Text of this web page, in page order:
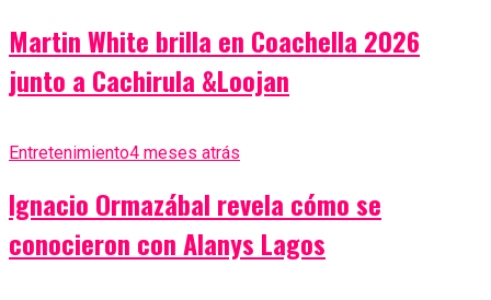
Martin White brilla en Coachella 2026
junto a Cachirula &Loojan
Entretenimiento4 meses atrás
Ignacio Ormazábal revela cómo se
conocieron con Alanys Lagos